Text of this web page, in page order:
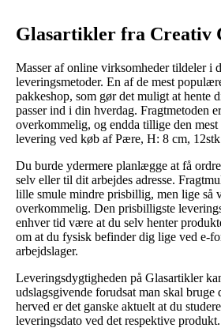
Glasartikler fra Creativ
Masser af online virksomheder tildeler i
leveringsmetoder. En af de mest
pakkeshop, som gør det muligt at hente
passer ind i din hverdag. Fragtmetoden
overkommelig, og endda tillige den
levering ved køb af Pære, H: 8 cm,
Du burde ydermere planlægge at få
selv eller til dit arbejdes adresse.
lille smule mindre prisbillig, men lige så
overkommelig. Den prisbilligste
enhver tid være at du selv henter
om at du fysisk befinder dig lige ved e-
arbejdslager.
Leveringsdygtigheden på Glasartikler
udslagsgivende forudsat man skal bruge
herved er det ganske aktuelt at du
leveringsdato ved det respektive produkt.